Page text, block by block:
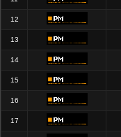
12
13
14
15
16
17